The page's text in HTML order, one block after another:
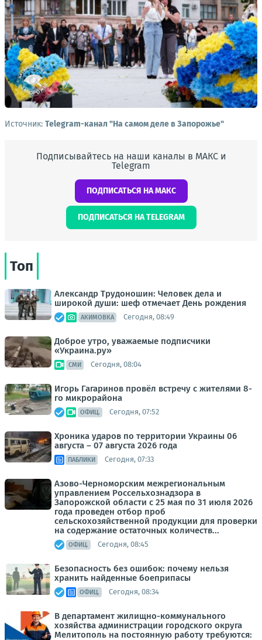
Источник: Telegram-канал "На самом деле в Запорожье"
Подписывайтесь на наши каналы в МАКС и
Telegram
ПОДПИСАТЬСЯ НА МАКС
ПОДПИСАТЬСЯ НА TELEGRAM
Топ
Александр Трудоношин: Человек дела и
широкой души: шеф отмечает День рождения
АКИМОВКА Сегодня, 08:49
Доброе утро, уважаемые подписчики
«Украина.ру»
СМИ Сегодня, 08:04
Игорь Гагаринов провёл встречу с жителями 8-
го микрорайона
ОФИЦ. Сегодня, 07:52
Хроника ударов по территории Украины 06
августа – 07 августа 2026 года
ПАБЛИКИ Сегодня, 07:33
Азово-Черноморским межрегиональным
управлением Россельхознадзора в
Запорожской области с 25 мая по 31 июля 2026
года проведен отбор проб
сельскохозяйственной продукции для проверки
на содержание остаточных количеств...
ОФИЦ. Сегодня, 08:45
Безопасность без ошибок: почему нельзя
хранить найденные боеприпасы
ОФИЦ. Сегодня, 08:34
В департамент жилищно-коммунального
хозяйства администрации городского округа
Мелитополь на постоянную работу требуются: